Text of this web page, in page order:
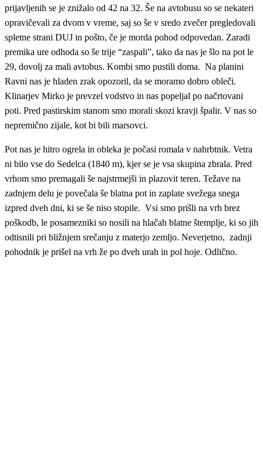
prijavljenih se je znižalo od 42 na 32. Še na avtobusu so se nekateri
opravičevali za dvom v vreme, saj so še v sredo zvečer pregledovali
spletne strani DUJ in pošto, če je morda pohod odpovedan. Zaradi
premika ure odhoda so še trije “zaspali”, tako da nas je šlo na pot le
29, dovolj za mali avtobus. Kombi smo pustili doma. Na planini
Ravni nas je hladen zrak opozoril, da se moramo dobro obleči.
Klinarjev Mirko je prevzel vodstvo in nas popeljal po načrtovani
poti. Pred pastirskim stanom smo morali skozi kravji špalir. V nas so
nepremično zijale, kot bi bili marsovci.
Pot nas je hitro ogrela in obleka je počasi romala v nahrbtnik. Vetra
ni bilo vse do Sedelca (1840 m), kjer se je vsa skupina zbrala. Pred
vrhom smo premagali še najstrmejši in plazovit teren. Težave na
zadnjem delu je povečala še blatna pot in zaplate svežega snega
izpred dveh dni, ki se še niso stopile. Vsi smo prišli na vrh brez
poškodb, le posamezniki so nosili na hlačah blatne štemplje, ki so jih
odtisnili pri bližnjem srečanju z materjo zemljo. Neverjetno, zadnji
pohodnik je prišel na vrh že po dveh urah in pol hoje. Odlično.